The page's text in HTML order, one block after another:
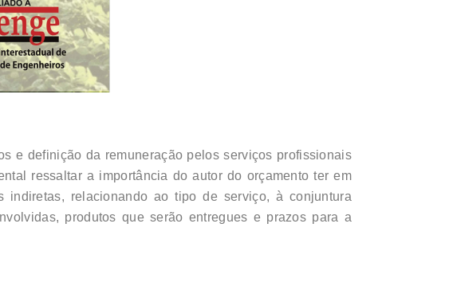
e definição da remuneração pelos serviços profissionais
ressaltar a importância do autor do orçamento ter em
relacionando ao tipo de serviço, à conjuntura
produtos que serão entregues e prazos para a